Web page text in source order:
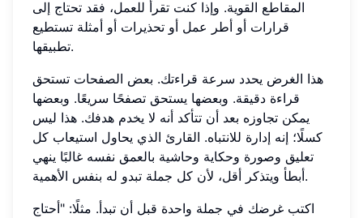
المقاطع القوية. وإذا كنت تقرأ للعمل، فقد تحتاج إلى
قرارات أو أطر عمل أو تحذيرات أو أمثلة تستطيع
تطبيقها.
هذا الغرض يحدد سرعة قراءتك. بعض الصفحات تستحق
قراءة دقيقة. وبعضها يستحق تصفحًا سريعًا. وبعضها
يمكن تجاوزه بعد أن تتأكد أنه لا يخدم هدفك. هذا ليس
كسلًا؛ إنه إدارة للانتباه. القارئ الذي يحاول استيعاب كل
تعليق وصورة وحكاية وحاشية بالعمق نفسه غالبًا ينهي
أبطأ ويتذكر أقل، لأن كل جملة تبدو له بنفس الأهمية.
اكتب غرضك في جملة واحدة قبل أن تبدأ. مثلًا: "أحتاج